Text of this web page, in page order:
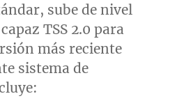
sube de nivel
TSS 2.0 para
más reciente
sistema de